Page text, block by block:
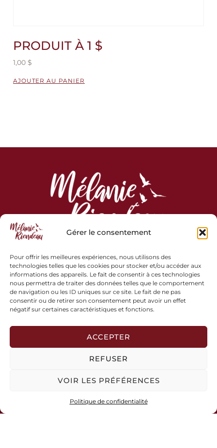
Gérer le consentement
Pour offrir les meilleures expériences, nous utilisons des
technologies telles que les cookies pour stocker et/ou accéder aux
informations des appareils. Le fait de consentir à ces technologies
nous permettra de traiter des données telles que le comportement
de navigation ou les ID uniques sur ce site. Le fait de ne pas
consentir ou de retirer son consentement peut avoir un effet
négatif sur certaines caractéristiques et fonctions.
ACCEPTER
REFUSER
VOIR LES PRÉFÉRENCES
Politique de confidentialité
PRODUIT À 1 $
1,00 $
AJOUTER AU PANIER
514-629-7346
info@melanieriendeau.com
155, St-Jean Ouest,
L'Assomption (Québec) J6A 1P7
Conditions d’utilisation